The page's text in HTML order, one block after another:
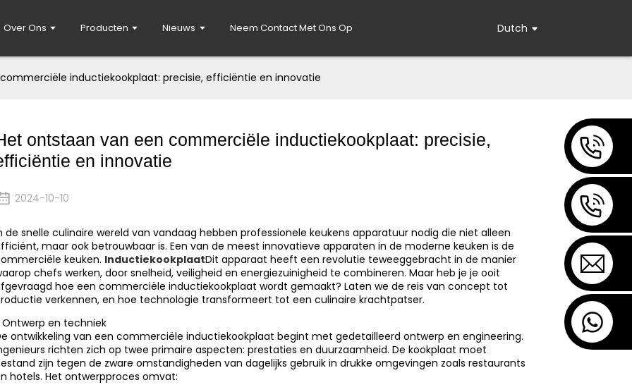
Over Ons Producten Nieuws Neem Contact Met Ons Op Dutch
inductiekookplaat: precisie, efficiëntie en innovatie
ontstaan ​​van een commerciële inductiekookplaat: precisie,
en innovatie
2024-10-10
de snelle culinaire wereld van vandaag hebben professionele keukens apparatuur nodig die niet alleen
maar ook betrouwbaar is. Een van de meest innovatieve apparaten in de moderne keuken is de
keuken. InductiekookplaatDit apparaat heeft een revolutie teweeggebracht in de manier
chefs werken, door snelheid, veiligheid en energiezuinigheid te combineren. Maar heb je je ooit
hoe een commerciële inductiekookplaat wordt gemaakt? Laten we de reis van concept tot
verkennen, en hoe technologie transformeert tot een culinaire krachtpatser.
Ontwerp en techniek
ontwikkeling van een commerciële inductiekookplaat begint met gedetailleerd ontwerp en engineering.
richten zich op twee primaire aspecten: prestaties en duurzaamheid. De kookplaat moet
zijn tegen de zware omstandigheden van dagelijks gebruik in drukke omgevingen zoals restaurants
hotels. Het ontwerpproces omvat: